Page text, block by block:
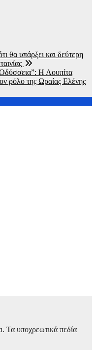
θα υπάρξει και δεύτερη
Η Λουπίτα
ρόλο της Ωραίας Ελένης
Τα υποχρεωτικά πεδία